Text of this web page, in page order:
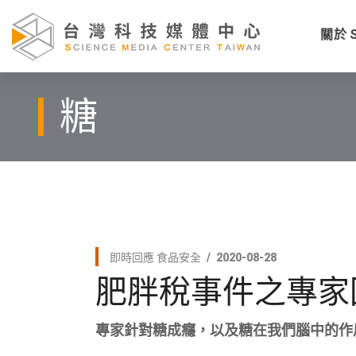
關於
糖
即時回應 食品安全 2020-08-28
肥胖稅事件之專
專家針對糖成癮，以及糖在我們腦中的